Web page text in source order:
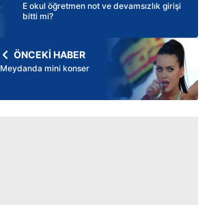
E okul öğretmen not ve devamsızlık girişi
bitti mi?
ÖNCEKİ HABER
Meydanda mini konser